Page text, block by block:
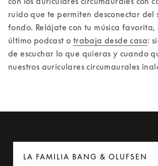
ruido que te permiten desconectar del
fondo. Relájate con tu música favorita,
último podcast o trabaja desde casa:
de escuchar lo que quieras y cuando
nuestros auriculares circumaurales
LA FAMILIA BANG & OLUFSEN